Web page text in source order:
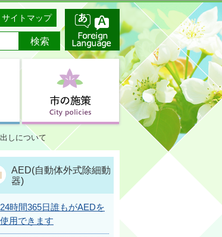
サイトマップ
しについて
AED(自動体外式除細動
器)
24時間365日誰もがAEDを
使用できます